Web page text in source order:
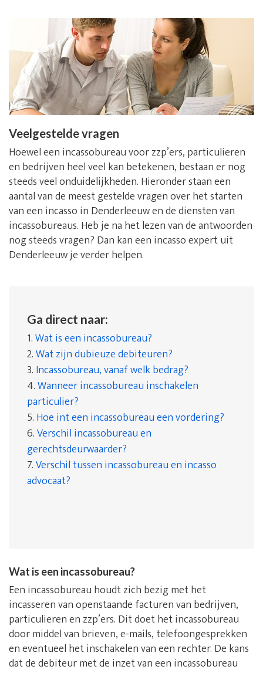
Veelgestelde vragen
Hoewel een incassobureau voor zzp’ers, particulieren
en bedrijven heel veel kan betekenen, bestaan er nog
steeds veel onduidelijkheden. Hieronder staan een
aantal van de meest gestelde vragen over het starten
van een incasso in Denderleeuw en de diensten van
incassobureaus. Heb je na het lezen van de antwoorden
nog steeds vragen? Dan kan een incasso expert uit
Denderleeuw je verder helpen.
Ga direct naar:
1.Wat is een incassobureau?
2.Wat zijn dubieuze debiteuren?
3. Incassobureau, vanaf welk bedrag?
4.Wanneer incassobureau inschakelen
particulier?
5. Hoe int een incassobureau een vordering?
6.Verschil incassobureau en
gerechtsdeurwaarder?
7.Verschil tussen incassobureau en incasso
advocaat?
Wat is een incassobureau?
Een incassobureau houdt zich bezig met het
incasseren van openstaande facturen van bedrijven,
particulieren en zzp’ers. Dit doet het incassobureau
door middel van brieven, e-mails, telefoongesprekken
en eventueel het inschakelen van een rechter. De kans
dat de debiteur met de inzet van een incassobureau